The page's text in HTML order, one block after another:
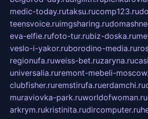
medic-today.rutaksu.rucomp123.ru
teensvoice.ruimgsharing.ru
eva-elfie.rufoto-tur.rubiz-doska.ru
veslo-i-yakor.ruborodino-media.ru
regionufa.ruweiss-bet.ruzaryna.ru
universalia.ruremont-mebeli-
clubfisher.ruremstirufa.ruerdamchi.ru
muraviovka-park.ruworldofwoman.ru
arkrym.rukristinita.rudircomputer.ru